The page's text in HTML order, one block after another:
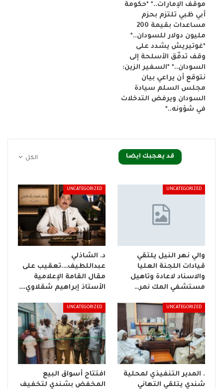
موقف الإمارات..* *حكومة
أبي ظبي تلتزم بحزم
مساعدات بقيمة 200
مليون دولار للسودان..*
*غوتيريش يشدد على
وقف تدفّق الأسلحة إلى
السودان..* *السفير الزين:
نتوقع أن يراعي بيان
مجلس السلم سيادة
السودان ويرفض التدخلات
في شؤونه..*
الكل قد يعجبك ايضا
UNCATEGORIZED
والي نهر النيل يلتقي
قيادات اللجنة العليا
والاسناد لاعادة وتاهيل
مستشفي المك نمر…
UNCATEGORIZED
د. الشاذلي
عبداللطيف….تعقيب على
مقال القامة الإعلامية
الأستاذ إبراهيم شقلاوي.…
UNCATEGORIZED
. المدير التنفيذي لمحلية
شندي يتلقي التهاني
UNCATEGORIZED
افتتاح أسواق البيع
المخفض بشندي لتخفيف